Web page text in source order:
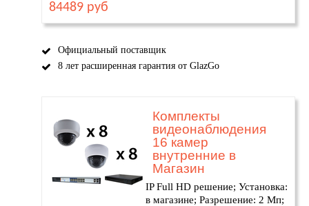
84489 руб
Официальный поставщик
8 лет расширенная гарантия от GlazGo
Комплекты
видеонаблюдения
16 камер
внутренние в
Магазин
IP Full HD решение; Установка:
в магазине; Разрешение: 2 Мп;